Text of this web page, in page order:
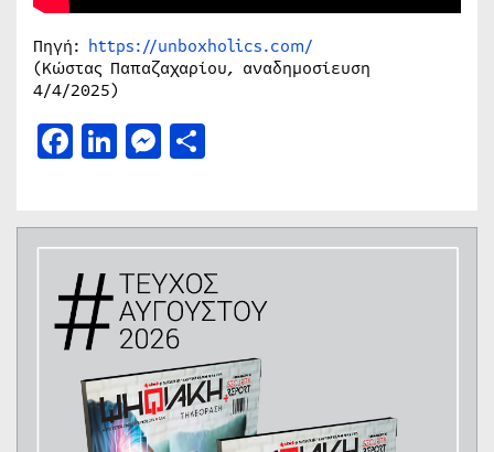
Πηγή: https://unboxholics.com/
(Κώστας Παπαζαχαρίου, αναδημοσίευση
4/4/2025)
Facebook
LinkedIn
Messenger